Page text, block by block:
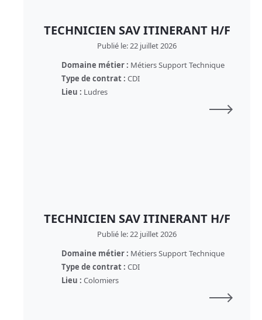
TECHNICIEN SAV ITINERANT H/F
Publié le: 22 juillet 2026
Domaine métier : Métiers Support Technique
Type de contrat : CDI
Lieu : Ludres
TECHNICIEN SAV ITINERANT H/F
Publié le: 22 juillet 2026
Domaine métier : Métiers Support Technique
Type de contrat : CDI
Lieu : Colomiers